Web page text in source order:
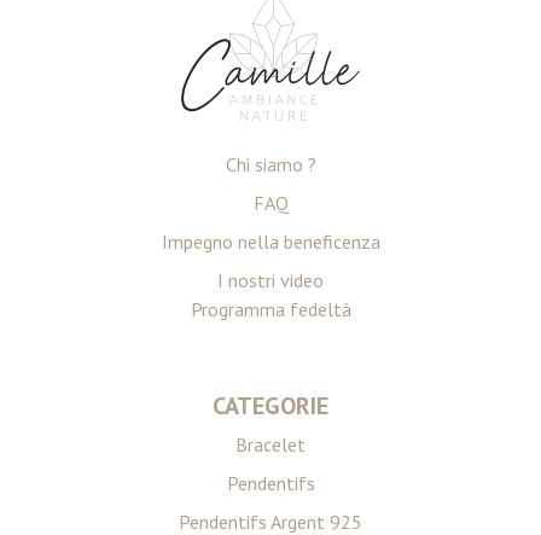
Chi siamo ?
FAQ
Impegno nella beneficenza
I nostri video
Programma fedeltà
CATEGORIE
Bracelet
Pendentifs
Pendentifs Argent 925